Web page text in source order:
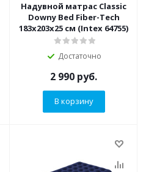
Надувной матрас Classic
Downy Bed Fiber-Tech
183х203х25 см (Intex 64755)
Достаточно
2 990 руб.
В корзину